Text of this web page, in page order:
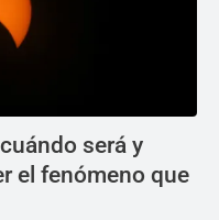
será y
el fenómeno que